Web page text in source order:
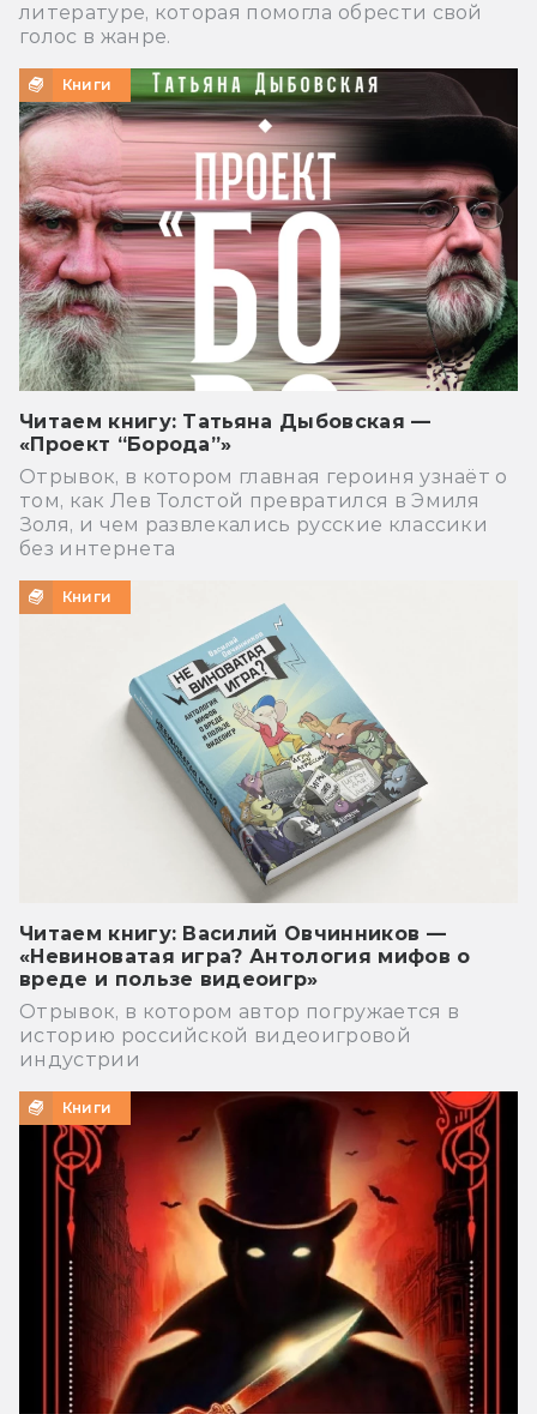
литературе, которая помогла обрести свой
голос в жанре.
Книги
Читаем книгу: Татьяна Дыбовская —
«Проект “Борода”»
Отрывок, в котором главная героиня узнаёт о
том, как Лев Толстой превратился в Эмиля
Золя, и чем развлекались русские классики
без интернета
Книги
Читаем книгу: Василий Овчинников —
«Невиноватая игра? Антология мифов о
вреде и пользе видеоигр»
Отрывок, в котором автор погружается в
историю российской видеоигровой
индустрии
Книги